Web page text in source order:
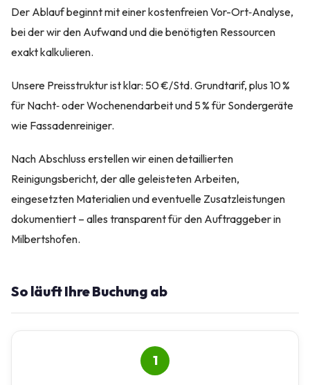
Der Ablauf beginnt mit einer kostenfreien Vor-Ort‑Analyse,
bei der wir den Aufwand und die benötigten Ressourcen
exakt kalkulieren.
Unsere Preisstruktur ist klar: 50 €/Std. Grundtarif, plus 10 %
für Nacht‑ oder Wochenendarbeit und 5 % für Sondergeräte
wie Fassadenreiniger.
Nach Abschluss erstellen wir einen detaillierten
Reinigungsbericht, der alle geleisteten Arbeiten,
eingesetzten Materialien und eventuelle Zusatzleistungen
dokumentiert – alles transparent für den Auftraggeber in
Milbertshofen.
So läuft Ihre Buchung ab
1